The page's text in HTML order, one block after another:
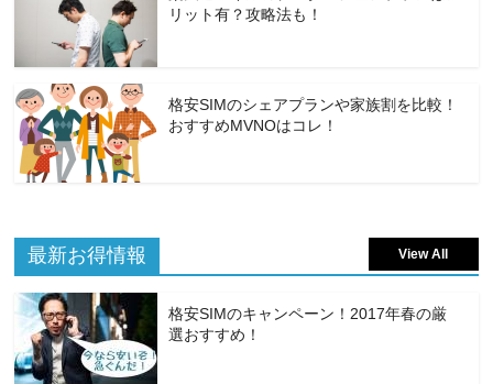
リット有？攻略法も！
格安SIMのシェアプランや家族割を比較！
おすすめMVNOはコレ！
最新お得情報 View All
格安SIMのキャンペーン！2017年春の厳
選おすすめ！